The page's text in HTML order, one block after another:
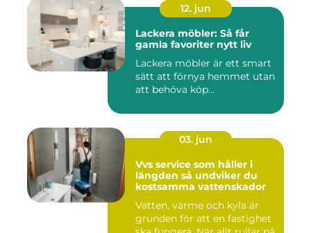
12. jun
Lackera möbler: Så får
gamla favoriter nytt liv
Lackera möbler är ett smart
sätt att förnya hemmet utan
att behöva köp...
03. jun
Vvs service som håller i
längden så undviker du
kostsamma vattenskador
Vatten, värme och kyla är
grunden för att en fastighet